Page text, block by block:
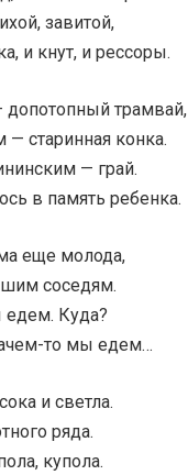
завитой,
и кнут, и рессоры.
трамвай,
— старинная конка.
— грай.
в память ребенка.
еще молода,
соседям.
Куда?
то мы едем…
и светла.
ряда.
купола.